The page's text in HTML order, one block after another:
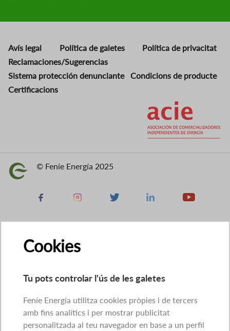
Avís legal Política de galetes
Política de privacitat
Reclamaciones/Sugerencias
Sistema protección denunciante
Condicions de producte
Certificacions
Imatge © Feníe Energía 2025
Facebook Instagram X Linkedin Youtube
Cookies
Tu pots controlar l'ús de les galetes
Feníe Energía utilitza cookies pròpies i de tercers
amb fins analítics i per mostrar publicitat
personalitzada al teu navegador en base a un perfil